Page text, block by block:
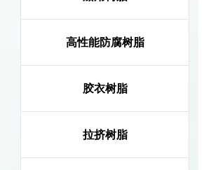
高性能防腐树脂
胶衣树脂
拉挤树脂